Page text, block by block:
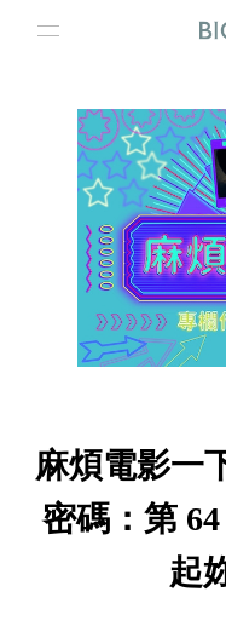
麻煩電影一
密碼：第
起